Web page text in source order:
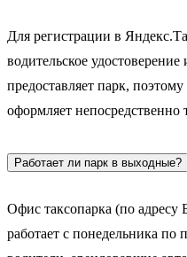
Для регистрации в
водительское
предоставляет парк,
оформляет непосредственно
Работает ли парк в выходные?
Офис таксопарка (по адресу
работает с понедельника по